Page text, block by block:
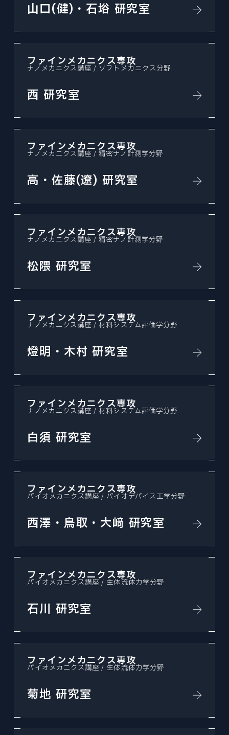
山口(健)・石﨏 研究室
ファインメカニクス専攻
ナノメカニクス講座 / ソフトメカニクス分野
西 研究室
ファインメカニクス専攻
ナノメカニクス講座 / 精密ナノ計測学分野
高・佐藤(遼) 研究室
ファインメカニクス専攻
ナノメカニクス講座 / 精密ナノ計測学分野
松隈 研究室
ファインメカニクス専攻
ナノメカニクス講座 / 材料システム評価学分野
燈明・木村 研究室
ファインメカニクス専攻
ナノメカニクス講座 / 材料システム評価学分野
白須 研究室
ファインメカニクス専攻
バイオメカニクス講座 / バイオデバイス工学分野
西澤・鳥取・大﨑 研究室
ファインメカニクス専攻
バイオメカニクス講座 / 生体流体力学分野
石川 研究室
ファインメカニクス専攻
バイオメカニクス講座 / 生体流体力学分野
菊地 研究室